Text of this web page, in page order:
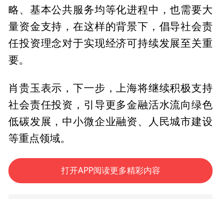
略、基本公共服务均等化进程中，也需要大
量资金支持，在这样的背景下，倡导社会责
任投资理念对于实现经济可持续发展至关重
要。
肖贵玉表示，下一步，上海将继续积极支持
社会责任投资，引导更多金融活水流向绿色
低碳发展，中小微企业融资、人民城市建设
等重点领域。
打开APP阅读更多精彩内容